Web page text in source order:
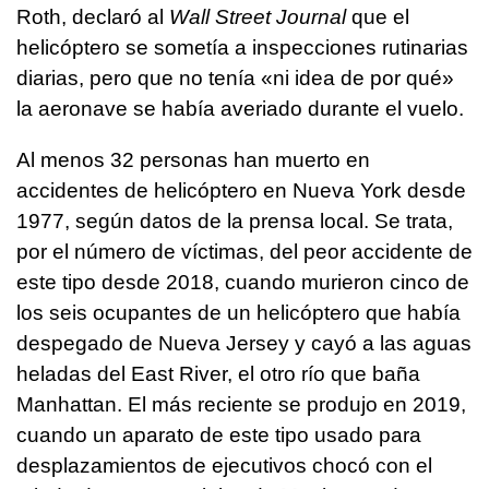
Roth, declaró al Wall Street Journalque el
helicóptero se sometía a inspecciones rutinarias
diarias, pero que no tenía «ni idea de por qué»
la aeronave se había averiado durante el vuelo.
Al menos 32 personas han muerto en
accidentes de helicóptero en Nueva York desde
1977, según datos de la prensa local. Se trata,
por el número de víctimas, del peor accidente de
este tipo desde 2018, cuando murieron cinco de
los seis ocupantes de un helicóptero que había
despegado de Nueva Jersey y cayó a las aguas
heladas del East River, el otro río que baña
Manhattan. El más reciente se produjo en 2019,
cuando un aparato de este tipo usado para
desplazamientos de ejecutivos chocó con el